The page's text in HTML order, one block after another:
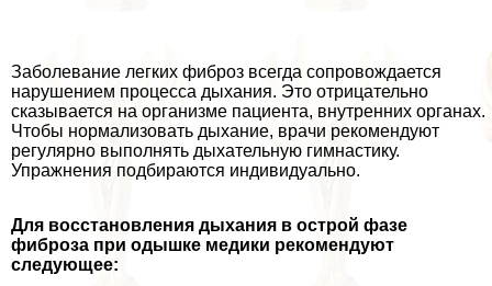
Заболевание легких фиброз всегда сопровождается
нарушением процесса дыхания. Это отрицательно
сказывается на организме пациента, внутренних органах.
Чтобы нормализовать дыхание, врачи рекомендуют
регулярно выполнять дыхательную гимнастику.
Упражнения подбираются индивидуально.
Для восстановления дыхания в острой фазе
фиброза при одышке медики рекомендуют
следующее: